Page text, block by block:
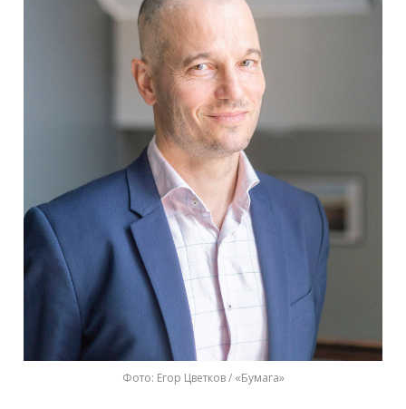
Фото: Егор Цветков / «Бумага»